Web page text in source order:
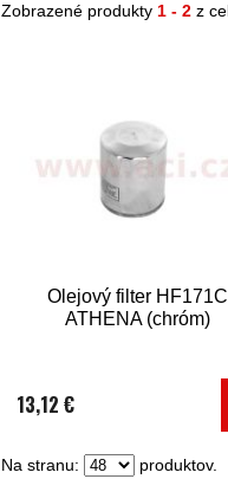
Zobrazené produkty 1 - 2 z
Olejový filter HF171C
ATHENA (chróm)
13,12 €
Na stranu: produktov.